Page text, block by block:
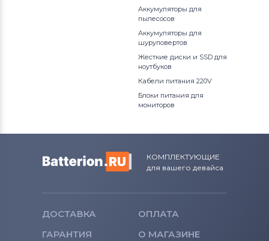
Аккумуляторы для
пылесосов
Аккумуляторы для
шуруповертов
Жесткие диски и SSD для
ноутбуков
Кабели питания 220V
Блоки питания для
мониторов
КОМПЛЕКТУЮЩИЕ
для вашего девайса
ДОСТАВКА
ОПЛАТА
ГАРАНТИЯ
О МАГАЗИНЕ